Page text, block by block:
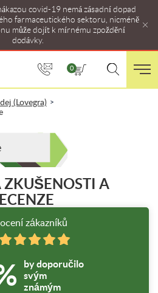
covid-19 nemá zásadní dopad
farmaceutického sektoru, nicméně
může dojít k mírnému zpoždění
dodávky.
0
(Lovegra) >
ZKUŠENOSTI A
zákazníků
by doporučilo
svým
známým